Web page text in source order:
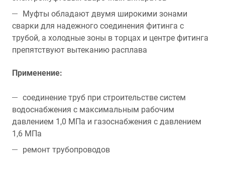
Муфты обладают двумя широкими зонами
сварки для надежного соединения фитинга с
трубой, а холодные зоны в торцах и центре фитинга
препятствуют вытеканию расплава
Применение:
соединение труб при строительстве систем
водоснабжения с максимальным рабочим
давлением 1,0 МПа и газоснабжения с давлением
1,6 МПа
ремонт трубопроводов